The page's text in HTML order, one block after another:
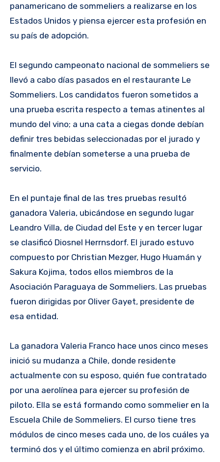
panamericano de sommeliers a realizarse en los
Estados Unidos y piensa ejercer esta profesión en
su país de adopción.
El segundo campeonato nacional de sommeliers se
llevó a cabo días pasados en el restaurante Le
Sommeliers. Los candidatos fueron sometidos a
una prueba escrita respecto a temas atinentes al
mundo del vino; a una cata a ciegas donde debían
definir tres bebidas seleccionadas por el jurado y
finalmente debían someterse a una prueba de
servicio.
En el puntaje final de las tres pruebas resultó
ganadora Valeria, ubicándose en segundo lugar
Leandro Villa, de Ciudad del Este y en tercer lugar
se clasificó Diosnel Herrnsdorf. El jurado estuvo
compuesto por Christian Mezger, Hugo Huamán y
Sakura Kojima, todos ellos miembros de la
Asociación Paraguaya de Sommeliers. Las pruebas
fueron dirigidas por Oliver Gayet, presidente de
esa entidad.
La ganadora Valeria Franco hace unos cinco meses
inició su mudanza a Chile, donde residente
actualmente con su esposo, quién fue contratado
por una aerolínea para ejercer su profesión de
piloto. Ella se está formando como sommelier en la
Escuela Chile de Sommeliers. El curso tiene tres
módulos de cinco meses cada uno, de los cuáles ya
terminó dos y el último comienza en abril próximo.